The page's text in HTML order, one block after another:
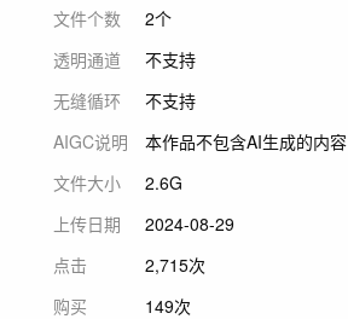
文件个数
2个
透明通道
不支持
无缝循环
不支持
AIGC说明
本作品不包含AI生成的内容
文件大小
2.6G
上传日期
2024-08-29
点击
2,715次
购买
149次